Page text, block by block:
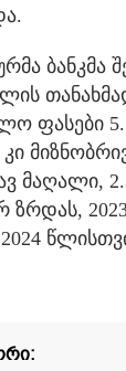
ბანკმა
ფასები
მაღალი,
ზრდას,